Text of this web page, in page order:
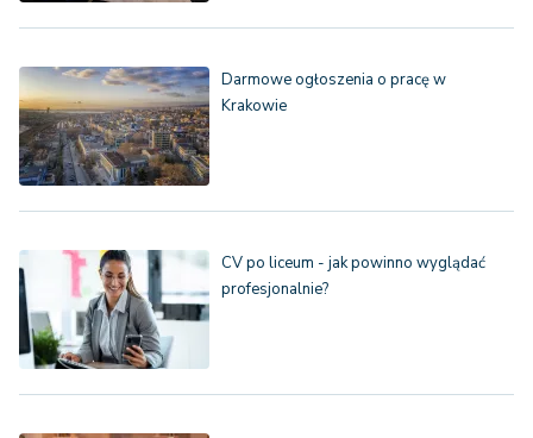
Darmowe ogłoszenia o pracę w
Krakowie
CV po liceum - jak powinno wyglądać
profesjonalnie?